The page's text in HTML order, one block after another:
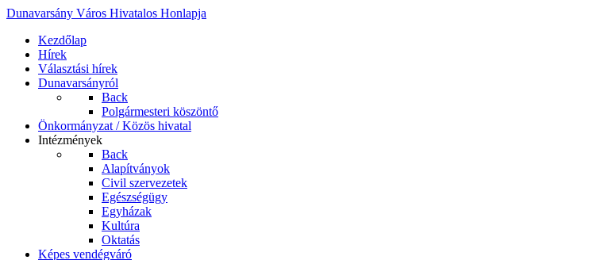
Dunavarsány Város Hivatalos Honlapja
Kezdőlap
Hírek
Választási hírek
Dunavarsányról
Back
Polgármesteri köszöntő
Önkormányzat / Közös hivatal
Intézmények
Back
Alapítványok
Civil szervezetek
Egészségügy
Egyházak
Kultúra
Oktatás
Képes vendégváró